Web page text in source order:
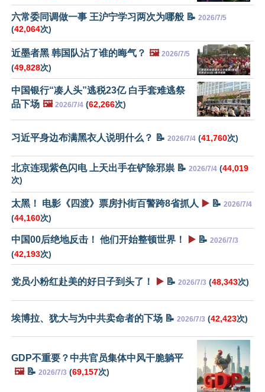
六常委同调做一事 王沪宁学习两次为哪般 📝 2026/7/5
(42,064次)
近墨者黑 韩国队沾了谁的晦气？ 🖼️ 2026/7/5
(49,828次)
中国银行“凑人头”逃税23亿 白手套难逃祭
品下场 🖼️ 2026/7/4 (62,266次)
习近平身边布满黑衣人说明什么？ 📝 2026/7/4 (41,760次)
北京连现紫色闪电 上天出手在铲除邪祟 📝 2026/7/4 (44,019
次)
太黑！ 电影《四渡》票房扑街百警跨8省抓人 ▶️ 📝 2026/7/4
(44,160次)
中国00后绝地反击！ 他们开始整顿世界！ ▶️ 📝 2026/7/3
(42,193次)
党员小粉红赴美的好日子到头了！ ▶️ 📝 2026/7/3 (48,343次)
埃博拉、犹大与为中共卖命者的下场 📝 2026/7/3 (42,423次)
GDP不重要？中共官员集体中风干脆躺平
🖼️📝 2026/7/3 (69,157次)